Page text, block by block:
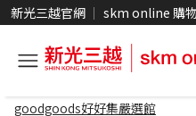
新光三越官網 skm online 購
goodgoods好好集嚴選館